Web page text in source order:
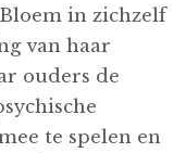
in zichzelf
van haar
ouders de
te spelen en